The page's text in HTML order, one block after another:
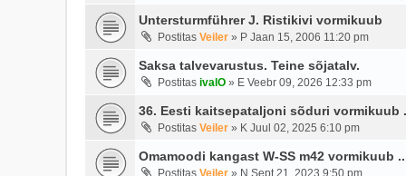
Untersturmführer J. Ristikivi vormikuub
Postitas Veiler » P Jaan 15, 2006 11:20 pm
Saksa talvevarustus. Teine sõjatalv.
Postitas ivalO » E Veebr 09, 2026 12:33 pm
36. Eesti kaitsepataljoni sõduri vormikuub
Postitas Veiler » K Juul 02, 2025 6:10 pm
Omamoodi kangast W-SS m42 vormikuub
Postitas Veiler » N Sept 21, 2023 9:50 pm